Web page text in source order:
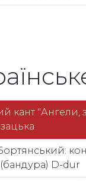
кант "Ангели,
D-dur